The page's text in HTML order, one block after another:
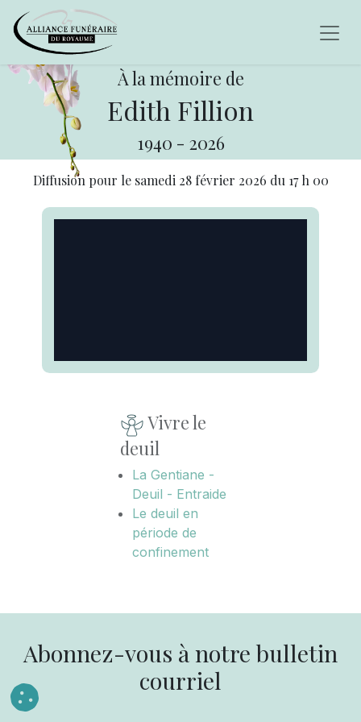
À la mémoire de
Edith Fillion
1940 - 2026
Diffusion pour le samedi 28 février 2026 du 17 h 00
Vivre le
deuil
La Gentiane -
Deuil - Entraide
Le deuil en
période de
confinement
Abonnez-vous à notre bulletin
courriel